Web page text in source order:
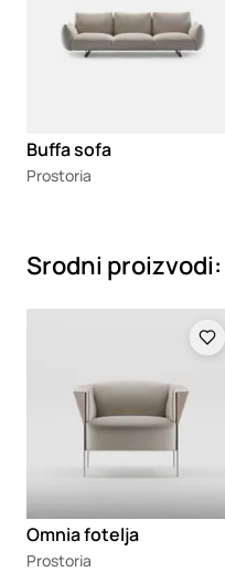
Buffa sofa
Prostoria
Srodni proizvodi:
Omnia fotelja
Prostoria